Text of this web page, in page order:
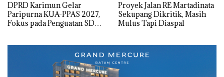
DPRD Karimun Gelar
Paripurna KUA-PPAS 2027,
Fokus pada Penguatan SDM,
Proyek Jalan RE Martadinata
Sekupang Dikritik, Masih
Mulus Tapi Diaspal